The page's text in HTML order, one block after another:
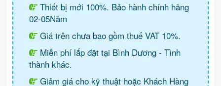
Thiết bị mới 100%. Bảo hành chính hãng
02-05Năm
Giá trên chưa bao gồm thuế VAT 10%.
Miễn phí lắp đặt tại Bình Dương - Tình
thành khác.
Giảm giá cho kỹ thuật hoặc Khách Hàng